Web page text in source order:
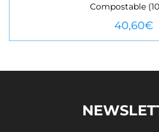
VEURE
Compostable
40,60€